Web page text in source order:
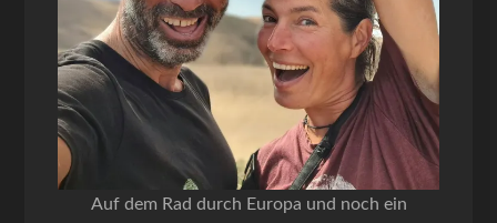
Auf dem Rad durch Europa und noch ein